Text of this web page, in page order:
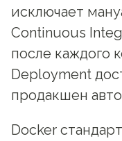
исключает
Continuous
после каждого
Deployment
продакшен
Docker